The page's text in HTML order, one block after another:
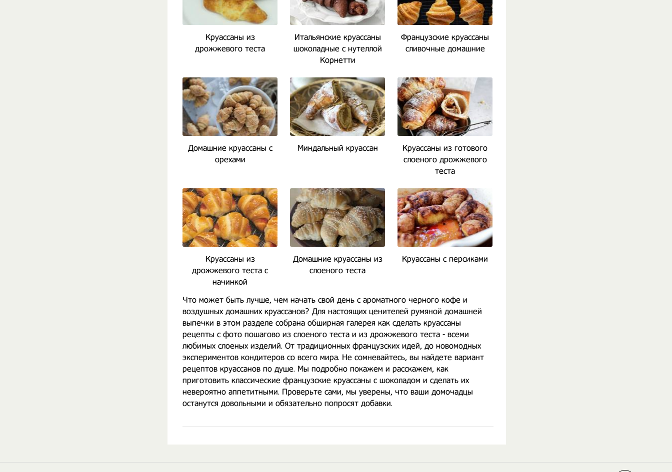
Что может быть лучше, чем начать свой день с ароматного черного кофе и
воздушных домашних круассанов? Для настоящих ценителей румяной домашней
выпечки в этом разделе собрана обширная галерея как сделать круассаны
рецепты с фото пошагово из слоеного теста и из дрожжевого теста - всеми
любимых слоеных изделий. От традиционных французских идей, до новомодных
экспериментов кондитеров со всего мира. Не сомневайтесь, вы найдете вариант
рецептов круассанов по душе. Мы подробно покажем и расскажем, как
приготовить классические французские круассаны с шоколадом и сделать их
невероятно аппетитными. Проверьте сами, мы уверены, что ваши домочадцы
останутся довольными и обязательно попросят добавки.
Круассаны из
дрожжевого теста
Итальянские круассаны
шоколадные с нутеллой
Корнетти
Французские круассаны
сливочные домашние
Домашние круассаны с
орехами
Миндальный круассан
Круассаны из готового
слоеного дрожжевого
теста
Круассаны из
дрожжевого теста с
начинкой
Домашние круассаны из
слоеного теста
Круассаны с персиками